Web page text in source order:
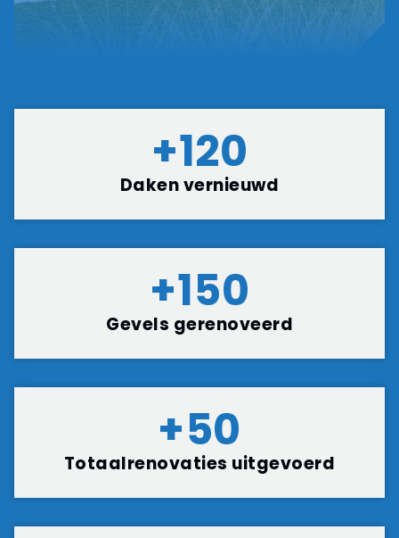
Daken vernieuwd
+120
Gevels gerenoveerd
+150
Totaalrenovaties uitgevoerd
+50